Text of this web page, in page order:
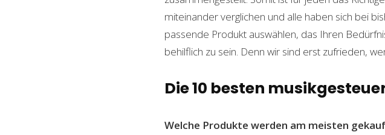
miteinander verglichen und alle haben sich bei
passende Produkt auswählen, das Ihren
behilflich zu sein. Denn wir sind erst zufrieden,
Die 10 besten
Welche Produkte werden am meisten